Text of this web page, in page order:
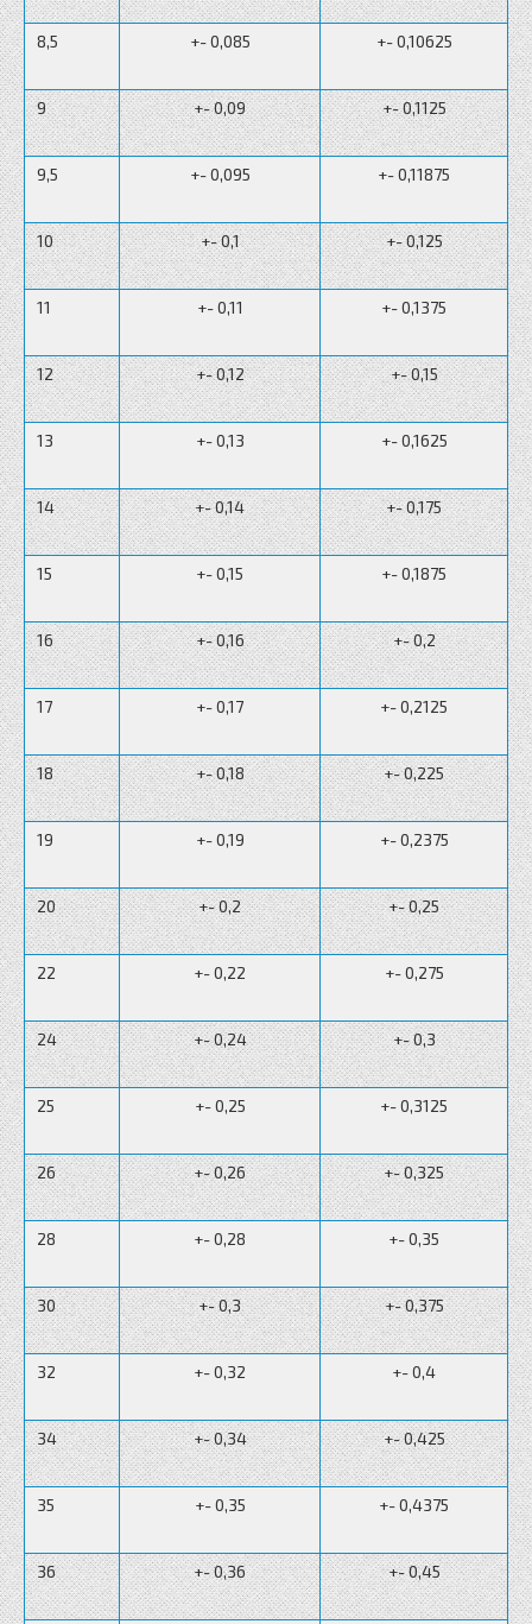
8,5 +- 0,085 +- 0,10625
9 +- 0,09 +- 0,1125
9,5 +- 0,095 +- 0,11875
10 +- 0,1 +- 0,125
11 +- 0,11 +- 0,1375
12 +- 0,12 +- 0,15
13 +- 0,13 +- 0,1625
14 +- 0,14 +- 0,175
15 +- 0,15 +- 0,1875
16 +- 0,16 +- 0,2
17 +- 0,17 +- 0,2125
18 +- 0,18 +- 0,225
19 +- 0,19 +- 0,2375
20 +- 0,2 +- 0,25
22 +- 0,22 +- 0,275
24 +- 0,24 +- 0,3
25 +- 0,25 +- 0,3125
26 +- 0,26 +- 0,325
28 +- 0,28 +- 0,35
30 +- 0,3 +- 0,375
32 +- 0,32 +- 0,4
34 +- 0,34 +- 0,425
35 +- 0,35 +- 0,4375
36 +- 0,36 +- 0,45